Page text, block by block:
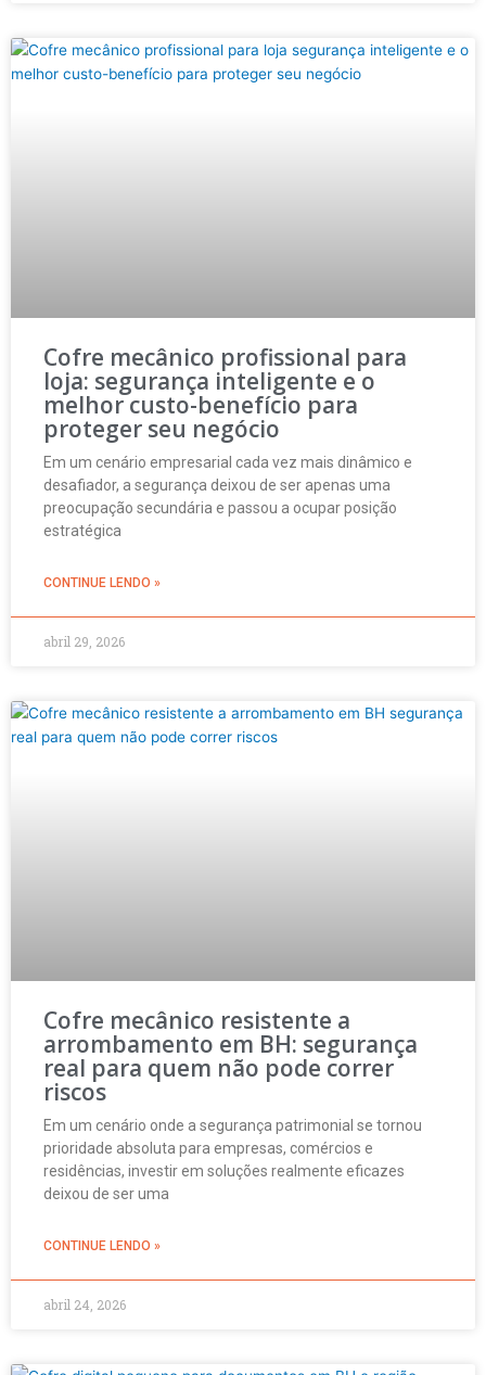
Cofre mecânico profissional para
loja: segurança inteligente e o
melhor custo-benefício para
proteger seu negócio
Em um cenário empresarial cada vez mais dinâmico e
desafiador, a segurança deixou de ser apenas uma
preocupação secundária e passou a ocupar posição
estratégica
CONTINUE LENDO »
abril 29, 2026
Cofre mecânico resistente a
arrombamento em BH: segurança
real para quem não pode correr
riscos
Em um cenário onde a segurança patrimonial se tornou
prioridade absoluta para empresas, comércios e
residências, investir em soluções realmente eficazes
deixou de ser uma
CONTINUE LENDO »
abril 24, 2026